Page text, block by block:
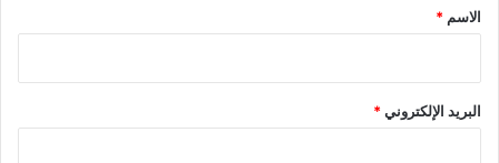
*
الاسم *
البريد الإلكتروني*